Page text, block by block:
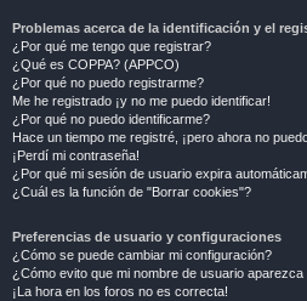
Problemas acerca de la identificación y el
¿Por qué me tengo que registrar?
¿Qué es COPPA? (APPCO)
¿Por qué no puedo registrarme?
Me he registrado ¡y no me puedo identificar!
¿Por qué no puedo identificarme?
Hace un tiempo me registré, ¡pero ahora no
¡Perdí mi contraseña!
¿Por qué mi sesión de usuario expira
¿Cuál es la función de "Borrar cookies"?
Preferencias de usuario y configuraciones
¿Cómo se puede cambiar mi configuración?
¿Cómo evito que mi nombre de usuario
¡La hora en los foros no es correcta!